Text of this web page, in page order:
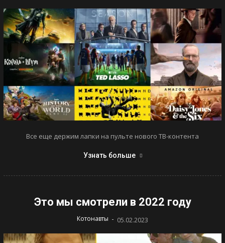
Все еще держим лапки на пульте нового ТВ-контента
Узнать больше
Это мы смотрели в 2022 году
Котонавты - 05.02.2023